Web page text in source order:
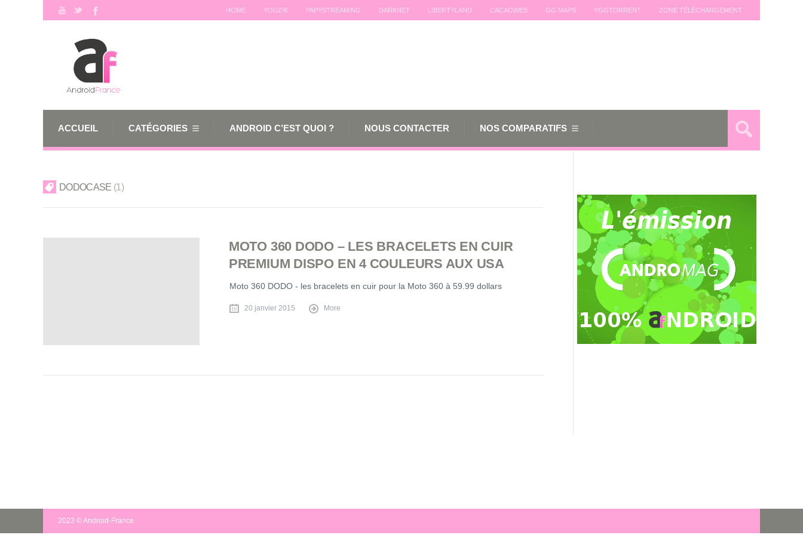
HOME YOUZIK PAPYSTREAMING DARKNET LIBERTYLAND CACAOWEB GG MAPS YGGTORRENT ZONE TÉLÉCHARGEMENT
ACCUEIL CATÉGORIES ANDROID C’EST QUOI ? NOUS CONTACTER NOS COMPARATIFS
DODOCASE 1
MOTO 360 DODO – LES BRACELETS EN CUIR
PREMIUM DISPO EN 4 COULEURS AUX USA
Moto 360 DODO - les bracelets en cuir pour la Moto 360 à 59.99 dollars
20 janvier 2015 More
2023 © Android-France